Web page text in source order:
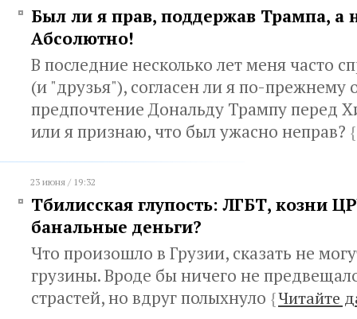
Был ли я прав, поддержав Трампа, а
Абсолютно!
В последние несколько лет меня часто
(и "друзья"), согласен ли я по-прежнему
предпочтение Дональду Трампу перед
или я признаю, что был ужасно неправ? {
23 июня / 19:32
Тбилисская глупость: ЛГБТ, козни
банальные деньги?
Что произошло в Грузии, сказать не
грузины. Вроде бы ничего не
страстей, но вдруг полыхнуло {Читайте